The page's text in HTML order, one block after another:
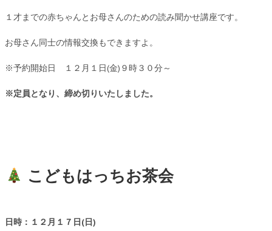
１才までの赤ちゃんとお母さんのための読み聞かせ講座です。
お母さん同士の情報交換もできますよ。
※予約開始日 １２月１日(金)９時３０分～
※定員となり、締め切りいたしました。
こどもはっちお茶会
日時：１２月１７日(日)